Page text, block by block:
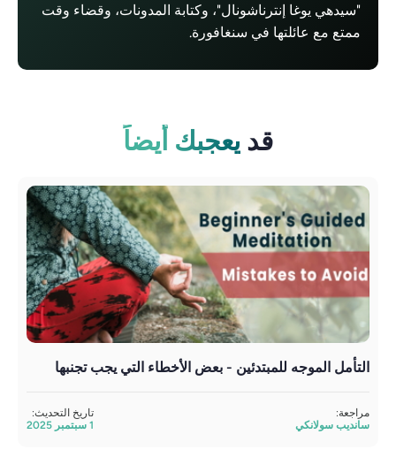
"سيدهي يوغا إنترناشونال"، وكتابة المدونات، وقضاء وقت
ممتع مع عائلتها في سنغافورة.
قديعجبك أيضاً
التأمل الموجه للمبتدئين - بعض الأخطاء التي يجب تجنبها
مراجعة:
سانديب سولانكي
تاريخ التحديث: